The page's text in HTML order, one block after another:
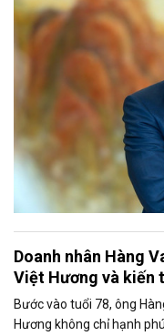
Doanh nhân Hàng
Việt Hương và kiến
Bước vào tuổi 78, ông
Hương không chỉ hạnh